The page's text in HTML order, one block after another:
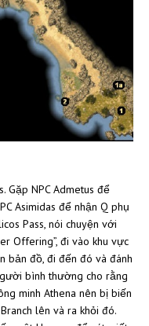
Gặp NPC Admetus để
Asimidas để nhận Q phụ
Pass, nói chuyện với
Offering”, đi vào khu vực
bản đồ, đi đến đó và đánh
bình thường cho rằng
minh Athena nên bị biến
lên và ra khỏi đó.